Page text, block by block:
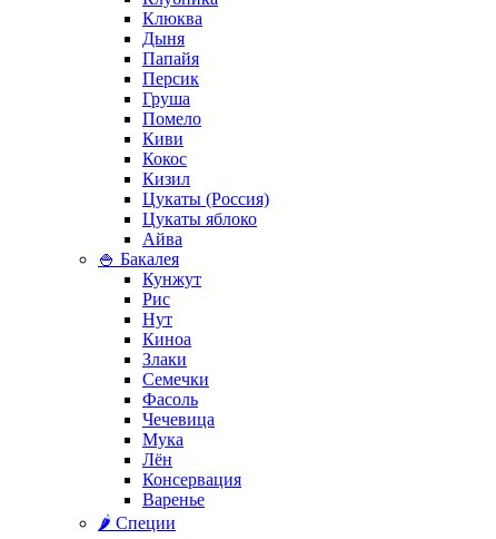
Клюква
Дыня
Папайя
Персик
Груша
Помело
Киви
Кокос
Кизил
Цукаты (Россия)
Цукаты яблоко
Айва
🍚 Бакалея
Кунжут
Рис
Нут
Киноа
Злаки
Семечки
Фасоль
Чечевица
Мука
Лён
Консервация
Варенье
🌶️ Специи